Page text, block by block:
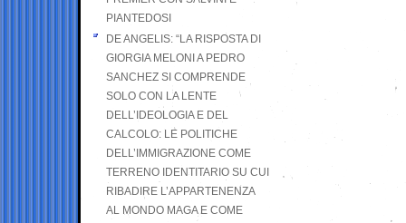
PIANTEDOSI
DE ANGELIS: “LA RISPOSTA DI
GIORGIA MELONI A PEDRO
SANCHEZ SI COMPRENDE
SOLO CON LA LENTE
DELL’IDEOLOGIA E DEL
CALCOLO: LE POLITICHE
DELL’IMMIGRAZIONE COME
TERRENO IDENTITARIO SU CUI
RIBADIRE L’APPARTENENZA
AL MONDO MAGA E COME